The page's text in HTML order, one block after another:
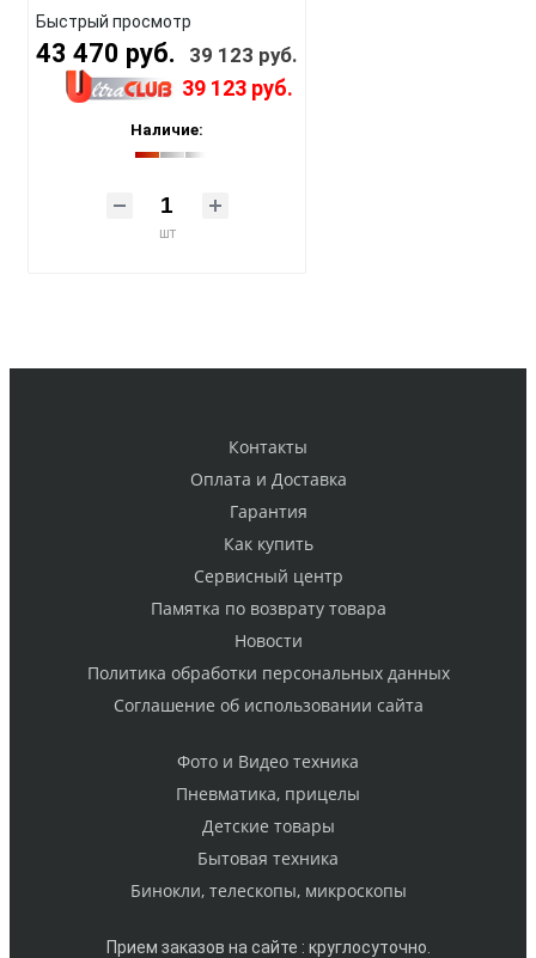
Быстрый просмотр
43 470 руб. 39 123 руб.
39 123 руб.
Наличие:
шт
Контакты
Оплата и Доставка
Гарантия
Как купить
Cервисный центр
Памятка по возврату товара
Новости
Политика обработки персональных данных
Cоглашение об использовании сайта
Фото и Видео техника
Пневматика, прицелы
Детские товары
Бытовая техника
Бинокли, телескопы, микроскопы
Прием заказов на сайте : круглосуточно.